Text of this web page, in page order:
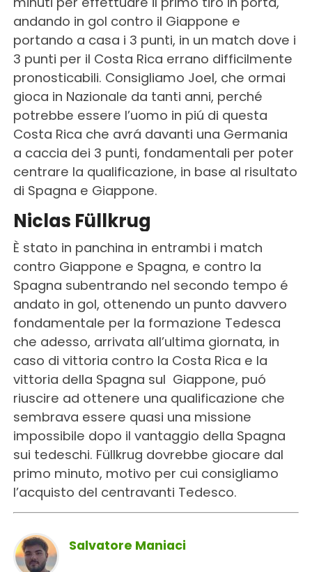
andando in gol contro il Giappone e
portando a casa i 3 punti, in un match dove i
3 punti per il Costa Rica errano difficilmente
pronosticabili. Consigliamo Joel, che ormai
gioca in Nazionale da tanti anni, perché
potrebbe essere l’uomo in piú di questa
Costa Rica che avrá davanti una Germania
a caccia dei 3 punti, fondamentali per poter
centrare la qualificazione, in base al risultato
di Spagna e Giappone.
Niclas Füllkrug
È stato in panchina in entrambi i match
contro Giappone e Spagna, e contro la
Spagna subentrando nel secondo tempo é
andato in gol, ottenendo un punto davvero
fondamentale per la formazione Tedesca
che adesso, arrivata all’ultima giornata, in
caso di vittoria contro la Costa Rica e la
vittoria della Spagna sul Giappone, puó
riuscire ad ottenere una qualificazione che
sembrava essere quasi una missione
impossibile dopo il vantaggio della Spagna
sui tedeschi. Füllkrug dovrebbe giocare dal
primo minuto, motivo per cui consigliamo
l’acquisto del centravanti Tedesco.
Salvatore Maniaci